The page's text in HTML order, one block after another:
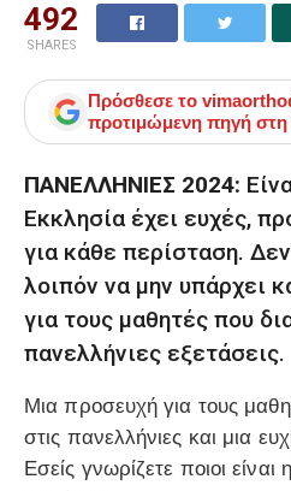
492
SHARES
Πρόσθεσε το
προτιμώμενη πηγή
ΠΑΝΕΛΛΗΝΙΕΣ 2024:
Εκκλησία έχει ευχές,
για κάθε περίσταση.
λοιπόν να μην υπάρχει
για τους μαθητές που
πανελλήνιες εξετάσεις.
Μια προσευχή για τους
στις πανελλήνιες και μια
Εσείς γνωρίζετε ποιοι είναι